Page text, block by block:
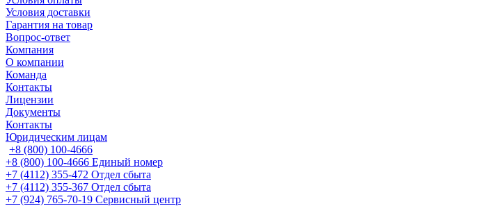
Условия доставки
Гарантия на товар
Вопрос-ответ
Компания
О компании
Команда
Контакты
Лицензии
Документы
Контакты
Юридическим лицам
+8 (800) 100-4666
+8 (800) 100-4666 Единый номер
+7 (4112) 355-472 Отдел сбыта
+7 (4112) 355-367 Отдел сбыта
+7 (924) 765-70-19 Сервисный центр